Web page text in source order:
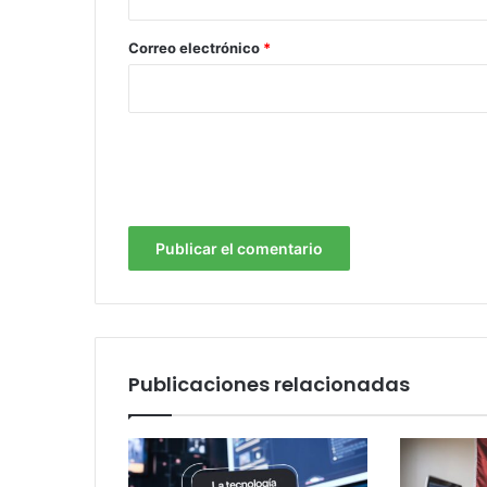
*
Correo electrónico *
Publicaciones relacionadas